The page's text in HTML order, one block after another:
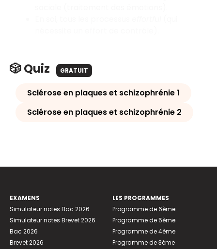
🎲 Quiz GRATUIT
Sclérose en plaques et schizophrénie 1
Sclérose en plaques et schizophrénie 2
EXAMENS
Simulateur notes Bac 2026
Simulateur notes Brevet 2026
Bac 2026
Brevet 2026
LES PROGRAMMES
Programme de 6ème
Programme de 5ème
Programme de 4ème
Programme de 3ème